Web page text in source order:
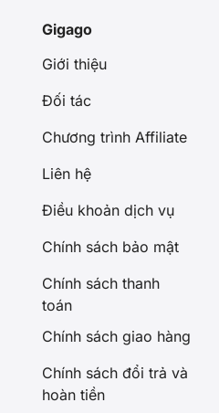
Gigago
Giới thiệu
Đối tác
Chương trình Affiliate
Liên hệ
Điều khoản dịch vụ
Chính sách bảo mật
Chính sách thanh
toán
Chính sách giao hàng
Chính sách đổi trả và
hoàn tiền